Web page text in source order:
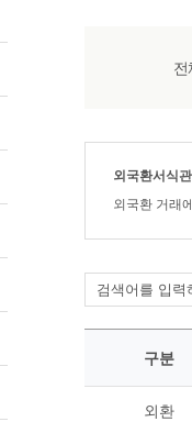
전
외국환서식
외국환 거래
구분
외환